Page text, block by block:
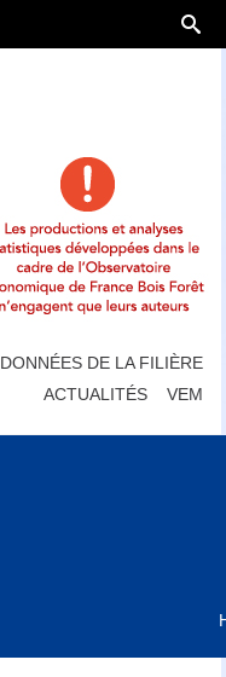
DONNÉES DE LA FILIÈRE
ACTUALITÉS
VEM